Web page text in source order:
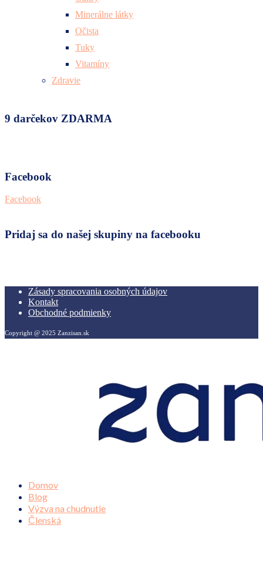
Minerálne látky
Očista
Tuky
Vitamíny
Zdravie
9 darčekov ZDARMA
Facebook
Facebook
Pridaj sa do našej skupiny na facebooku
Zásady spracovania osobných údajov
Kontakt
Obchodné podmienky
Copyright @ 2025 Zanzisan.sk
Domov
Blog
Výzva na chudnutie
Členská